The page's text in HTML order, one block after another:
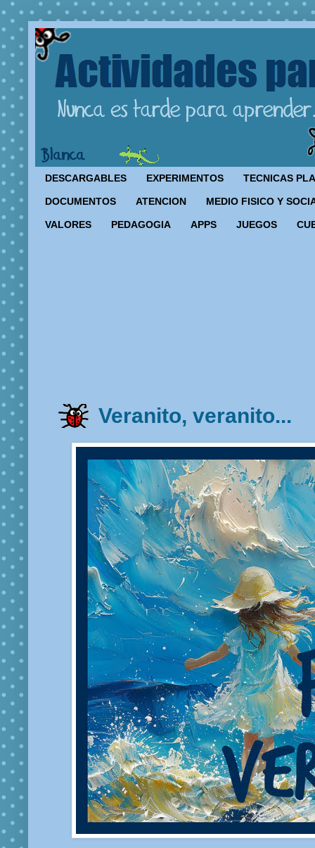
DESCARGABLES EXPERIMENTOS TECNICAS
DOCUMENTOS ATENCION MEDIO FISICO Y
VALORES PEDAGOGIA APPS JUEGOS
Veranito, veranito...